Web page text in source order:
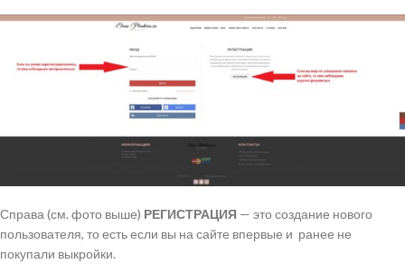
Справа (см. фото выше) РЕГИСТРАЦИЯ — это создание нового
пользователя, то есть если вы на сайте впервые и ранее не
покупали выкройки.